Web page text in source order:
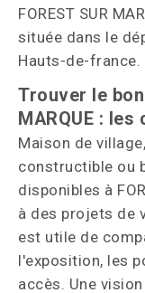
FOREST SUR
située dans le
Hauts-de-france.
Trouver le bon
MARQUE :
Maison de
constructible ou
disponibles à
à des projets de
est utile de
l'exposition, les
accès. Une